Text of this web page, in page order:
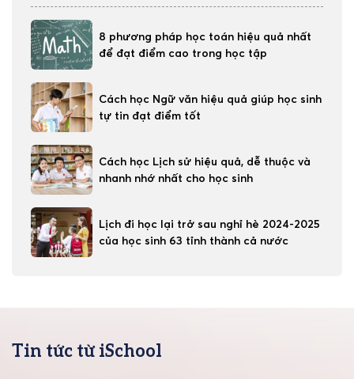
8 phương pháp học toán hiệu quả nhất
để đạt điểm cao trong học tập
Cách học Ngữ văn hiệu quả giúp học sinh
tự tin đạt điểm tốt
Cách học Lịch sử hiệu quả, dễ thuộc và
nhanh nhớ nhất cho học sinh
Lịch đi học lại trở sau nghỉ hè 2024-2025
của học sinh 63 tỉnh thành cả nước
Tin tức từ iSchool